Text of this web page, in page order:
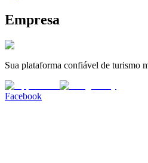
Empresa
Sua plataforma confiável de turismo
Facebook